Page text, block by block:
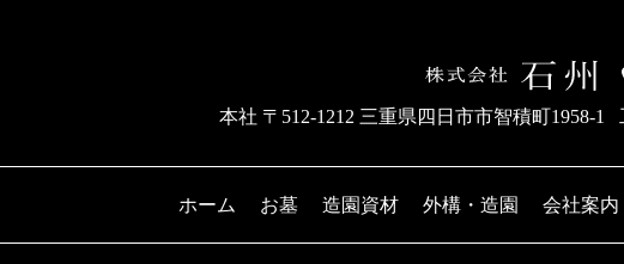
本社 〒512-1212 三重県四日市市智積町1958-1
ホーム お墓 造園資材 外構・造園 会社案内